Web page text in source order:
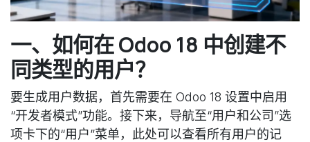
一、如何在 Odoo 18 中创建不
同类型的用户？
要生成用户数据，首先需要在 Odoo 18 设置中启用
“开发者模式”功能。接下来，导航至“用户和公司”选
项卡下的“用户”菜单，此处可以查看所有用户的记